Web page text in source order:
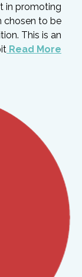
in promoting
chosen to be
This is an
Read More